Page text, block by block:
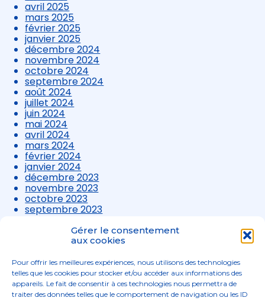
Gérer le consentement
aux cookies
Pour offrir les meilleures expériences, nous utilisons des technologies
telles que les cookies pour stocker et/ou accéder aux informations des
appareils. Le fait de consentir à ces technologies nous permettra de
traiter des données telles que le comportement de navigation ou les ID
avril 2025
mars 2025
février 2025
janvier 2025
décembre 2024
novembre 2024
octobre 2024
septembre 2024
août 2024
juillet 2024
juin 2024
mai 2024
avril 2024
mars 2024
février 2024
janvier 2024
décembre 2023
novembre 2023
octobre 2023
septembre 2023
août 2023
juillet 2023
avril 2023
mars 2023